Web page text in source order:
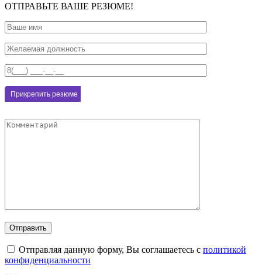
ОТПРАВЬТЕ ВАШЕ РЕЗЮМЕ!
Отправляя данную форму, Вы соглашаетесь с политикой
конфиденциальности